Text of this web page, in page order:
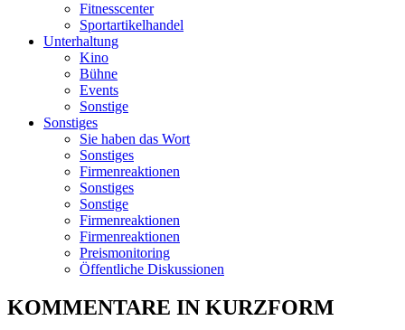
Fitnesscenter
Sportartikelhandel
Unterhaltung
Kino
Bühne
Events
Sonstige
Sonstiges
Sie haben das Wort
Sonstiges
Firmenreaktionen
Sonstiges
Sonstige
Firmenreaktionen
Firmenreaktionen
Preismonitoring
Öffentliche Diskussionen
KOMMENTARE IN KURZFORM